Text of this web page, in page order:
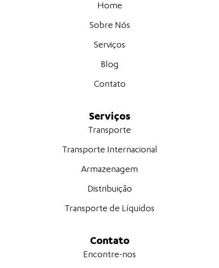
Home
Sobre Nós
Serviços
Blog
Contato
Serviços
Transporte
Transporte Internacional
Armazenagem
Distribuição
Transporte de Líquidos
Contato
Encontre-nos